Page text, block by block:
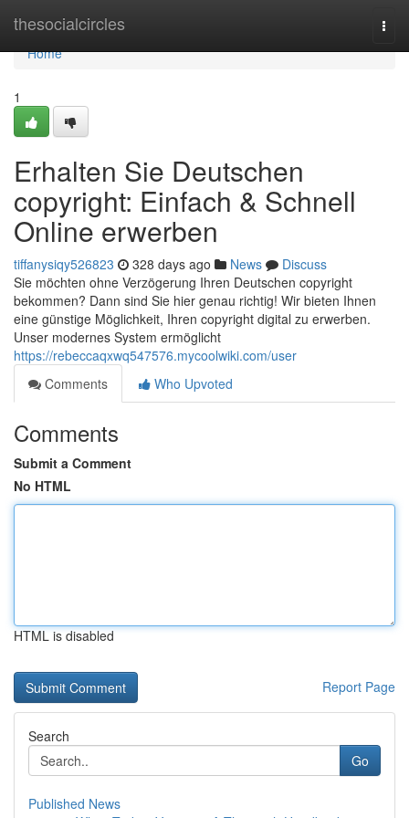
thesocialcircles
Home
Home
1
Erhalten Sie Deutschen
copyright: Einfach & Schnell
Online erwerben
tiffanysiqy526823 328 days ago News
Discuss
Sie möchten ohne Verzögerung Ihren Deutschen copyright
bekommen? Dann sind Sie hier genau richtig! Wir bieten Ihnen
eine günstige Möglichkeit, Ihren copyright digital zu erwerben.
Unser modernes System ermöglicht
https://rebeccaqxwq547576.mycoolwiki.com/user
Comments
Who Upvoted
Comments
Submit a Comment
No HTML
HTML is disabled
Report Page
Search
Go
Published News